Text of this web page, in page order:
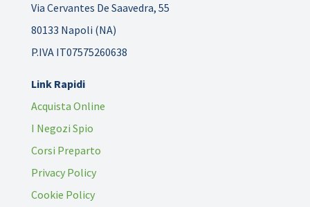
Via Cervantes De Saavedra, 55
80133 Napoli (NA)
P.IVA IT07575260638
Link Rapidi
Acquista Online
I Negozi Spio
Corsi Preparto
Privacy Policy
Cookie Policy